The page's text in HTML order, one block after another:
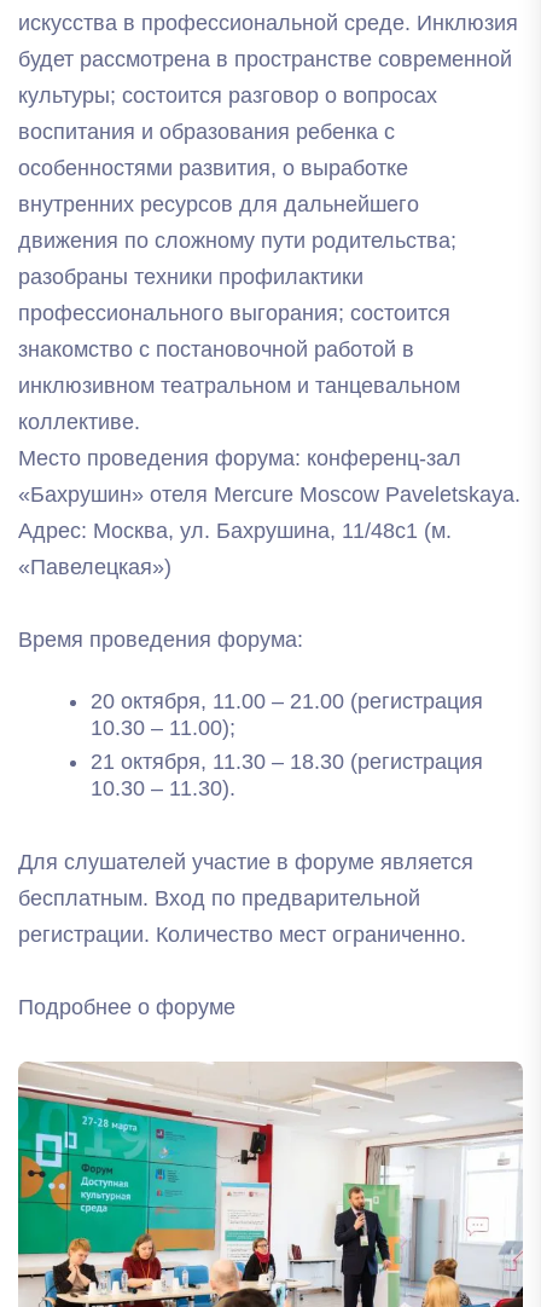
искусства в профессиональной среде. Инклюзия
будет рассмотрена в пространстве современной
культуры; состоится разговор о вопросах
воспитания и образования ребенка с
особенностями развития, о выработке
внутренних ресурсов для дальнейшего
движения по сложному пути родительства;
разобраны техники профилактики
профессионального выгорания; состоится
знакомство с постановочной работой в
инклюзивном театральном и танцевальном
коллективе.
Место проведения форума: конференц-зал
«Бахрушин» отеля Mercure Moscow Paveletskaya.
Адрес: Москва, ул. Бахрушина, 11/48с1 (м.
«Павелецкая»)
Время проведения форума:
20 октября, 11.00 – 21.00 (регистрация
10.30 – 11.00);
21 октября, 11.30 – 18.30 (регистрация
10.30 – 11.30).
Для слушателей участие в форуме является
бесплатным. Вход по предварительной
регистрации. Количество мест ограниченно.
Подробнее о форуме